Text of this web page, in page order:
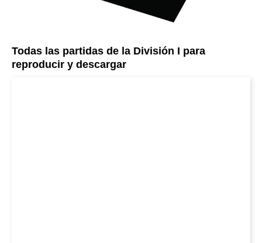
Todas las partidas de la División I para
reproducir y descargar